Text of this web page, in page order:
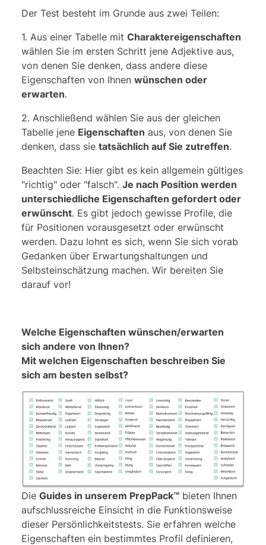
Innerhalb dieses Rahmens findet jeweils
Im vierten Schritt sollten also die
Rechtecke in der rechten Vierergruppe
die Farben wechseln. Dadurch ergibt
sich die letzte Figur in der Reihe. Dies ist
Tipp : Um die Regel(n) für eine
Figurenfolge zu erkennen, achten Sie auf
folgende Merkmale:
Formen
Bewegung (vertikal/horizontal)
Rotation
Farben/ Schattierungen
Alle Aufgaben in unserem PrepPack™
enthalten Lösungen und Erklärungen, mit
Der Test besteht im Grunde aus zwei Teilen:
1. Aus einer Tabelle mit Charaktereigenschaften
wählen Sie im ersten Schritt jene Adjektive aus,
von denen Sie denken, dass andere diese
Eigenschaften von Ihnen wünschen oder
erwarten.
2. Anschließend wählen Sie aus der gleichen
Tabelle jene Eigenschaften aus, von denen Sie
denken, dass sie tatsächlich auf Sie zutreffen.
Beachten Sie: Hier gibt es kein allgemein gültiges
"richtig" oder "falsch". Je nach Position werden
unterschiedliche Eigenschaften gefordert oder
erwünscht. Es gibt jedoch gewisse Profile, die
für Positionen vorausgesetzt oder erwünscht
werden. Dazu lohnt es sich, wenn Sie sich vorab
Gedanken über Erwartungshaltungen und
Selbsteinschätzung machen. Wir bereiten Sie
darauf vor!
Welche Eigenschaften wünschen/erwarten
sich andere von Ihnen?
Mit welchen Eigenschaften beschreiben Sie
sich am besten selbst?
Die Guides in unserem PrepPack™ bieten Ihnen
aufschlussreiche Einsicht in die Funktionsweise
dieser Persönlichkeitstests. Sie erfahren welche
Eigenschaften ein bestimmtes Profil definieren,